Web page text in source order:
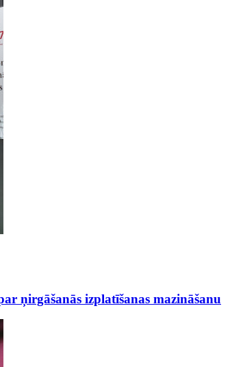
ņirgāšanās izplatīšanas mazināšanu